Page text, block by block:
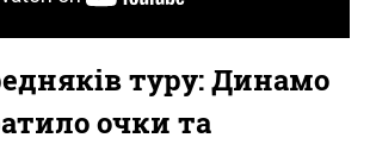
туру: Динамо
очки та